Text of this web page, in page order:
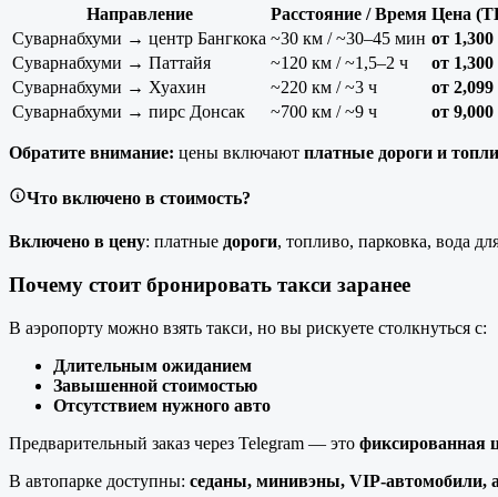
Направление Расстояние / Время Цена
Суварнабхуми → центр Бангкока ~30 км / ~30–45 мин от 1,300
Суварнабхуми → Паттайя
~120 км / ~1,5–2 ч
от 1,300
Суварнабхуми → Хуахин
~220 км / ~3 ч
от 2,099
Суварнабхуми → пирс Донсак
~700 км / ~9 ч от 9,000
Обратите внимание: цены включают платные дороги и
Что включено в стоимость?
Включено в цену: платные дороги, топливо, парковка, вода
Почему стоит бронировать такси заранее
В аэропорту можно взять такси, но вы рискуете столкнуться с:
Длительным ожиданием
Завышенной стоимостью
Отсутствием нужного авто
Предварительный заказ через Telegram — это фиксированная
В автопарке доступны: седаны, минивэны, VIP-автомобили,